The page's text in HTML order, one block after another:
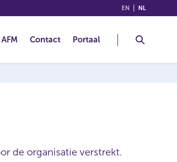
EN (ENGLISH)
NL
Contact Portaal
de organisatie verstrekt.